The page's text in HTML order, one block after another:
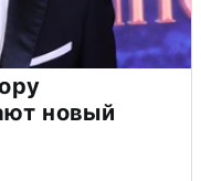
новый